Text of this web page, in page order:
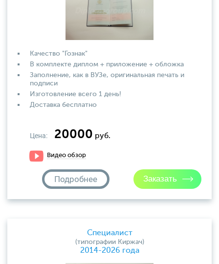
Качество "Гознак"
В комплекте диплом + приложение + обложка
Заполнение, как в ВУЗе, оригинальная печать и
подписи
Изготовление всего 1 день!
Доставка бесплатно
Цена: 20000 руб.
Видео обзор
Подробнее
Специалист
(типографии Киржач)
2014-2026 года